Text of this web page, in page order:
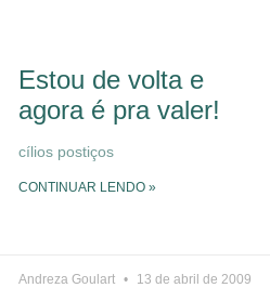
Estou de volta e
agora é pra valer!
cílios postiços
CONTINUAR LENDO »
Andreza Goulart 13 de abril de 2009